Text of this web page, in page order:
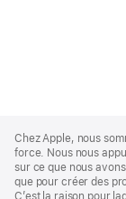
Footer
Chez Apple, nous
force. Nous nous
sur ce que nous
que pour créer des
C’est la raison pour